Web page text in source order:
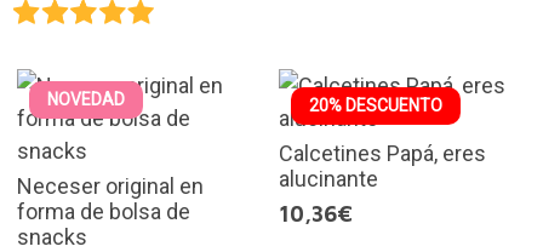
NOVEDAD
Neceser original en
forma de bolsa de
snacks
20% DESCUENTO
Calcetines Papá, eres
alucinante
10,36€